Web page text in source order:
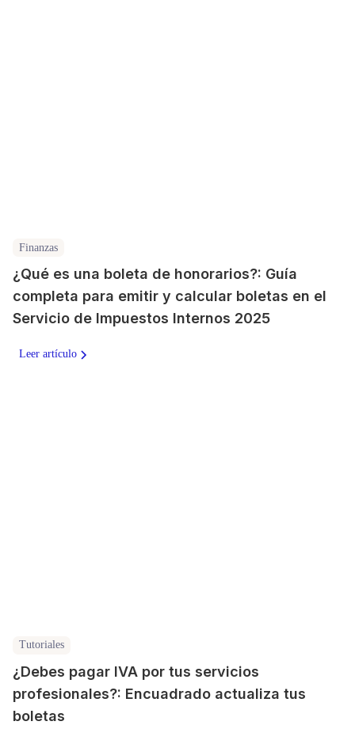
Finanzas
¿Qué es una boleta de honorarios?: Guía
completa para emitir y calcular boletas en el
Servicio de Impuestos Internos 2025
Leer artículo
Tutoriales
¿Debes pagar IVA por tus servicios
profesionales?: Encuadrado actualiza tus
boletas